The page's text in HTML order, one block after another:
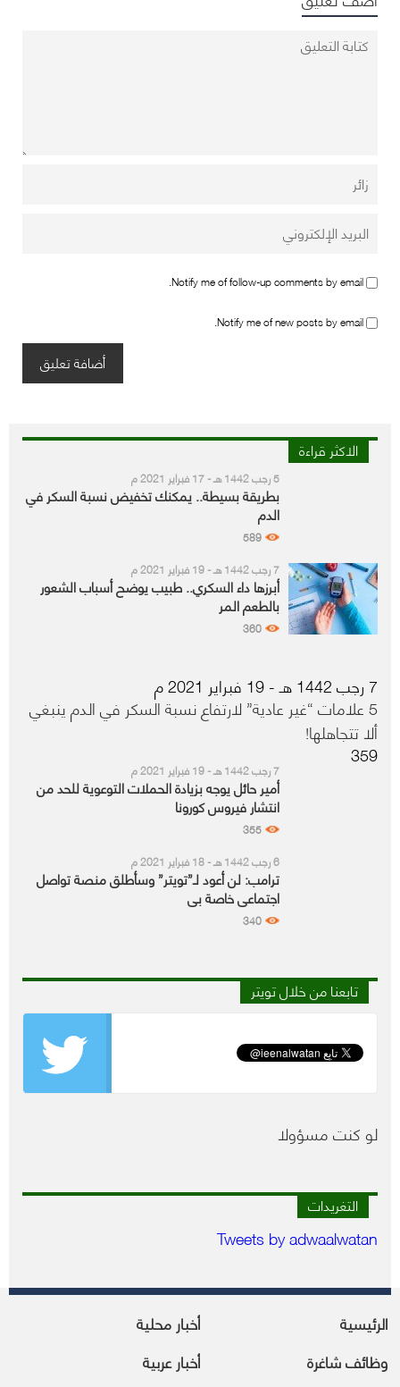
Notify me of follow-up comments by email.
Notify me of new posts by email.
الاكثر قراءة
5 رجب 1442 هـ - 17 فبراير 2021 م
بطريقة بسيطة.. يمكنك تخفيض نسبة السكر في
الدم
589
7 رجب 1442 هـ - 19 فبراير 2021 م
أبرزها داء السكري.. طبيب يوضح أسباب الشعور
بالطعم المر
360
7 رجب 1442 هـ - 19 فبراير 2021 م
5 علامات “غير عادية” لارتفاع نسبة السكر في الدم ينبغي
ألا تتجاهلها!
359
7 رجب 1442 هـ - 19 فبراير 2021 م
أمير حائل يوجه بزيادة الحملات التوعوية للحد من
انتشار فيروس كورونا
355
6 رجب 1442 هـ - 18 فبراير 2021 م
ترامب: لن أعود لـ”تويتر” وسأطلق منصة تواصل
اجتماعي خاصة بي
340
تابعنا من خلال تويتر
لو كنت مسؤولا
التغريدات
Tweets by adwaalwatan
الرئيسية
أخبار محلية
وظائف شاغرة
أخبار عربية